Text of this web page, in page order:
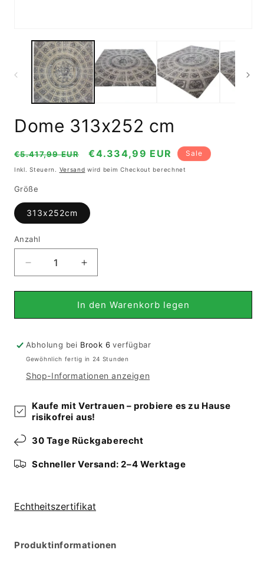
Modal
öffnen
Dome 313x252 cm
Normaler
Preis
€5.417,99 EUR Verkaufspreis
€4.334,99 EUR Sale
Inkl. Steuern. Versand wird beim Checkout berechnet
Größe
313x252cm
Anzahl
Verringere
die
Menge
Dome
cm
Erhöhe
die
Menge
für
Dome
cm
In den Warenkorb legen
Abholung bei Brook 6 verfügbar
Gewöhnlich fertig in 24 Stunden
Shop-Informationen anzeigen
Kaufe mit Vertrauen – probiere es zu Hause
risikofrei aus!
30 Tage Rückgaberecht
Schneller Versand: 2–4 Werktage
Echtheitszertifikat
Produktinformationen